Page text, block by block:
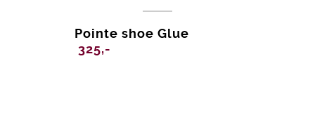
Pointe shoe Glue
325,-